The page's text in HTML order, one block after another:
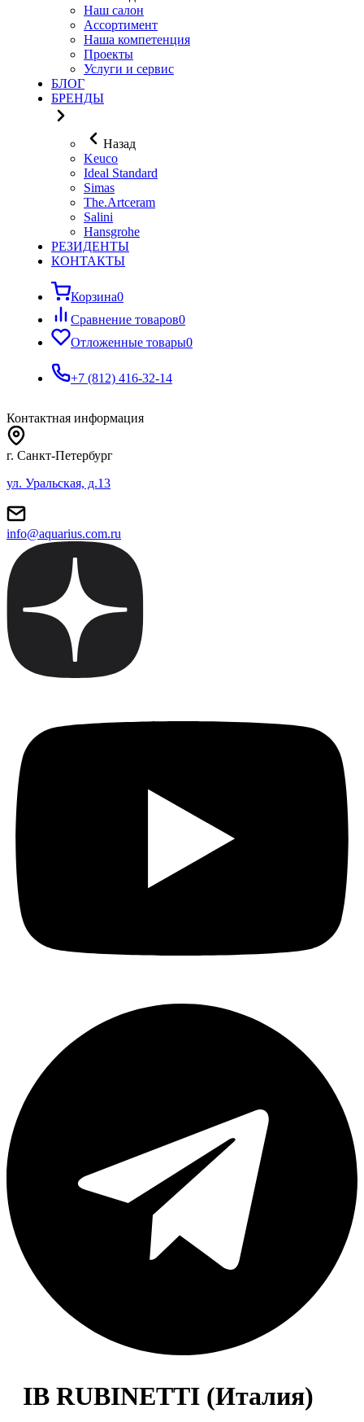
Наш салон
Ассортимент
Наша компетенция
Проекты
Услуги и сервис
БЛОГ
БРЕНДЫ
Назад
Keuco
Ideal Standard
Simas
The.Artceram
Salini
Hansgrohe
РЕЗИДЕНТЫ
КОНТАКТЫ
Корзина0
Сравнение товаров0
Отложенные товары0
+7 (812) 416-32-14
Контактная информация
г. Санкт-Петербург
ул. Уральская, д.13
info@aquarius.com.ru
IB RUBINETTI (Италия)